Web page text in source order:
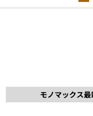
モノマックス最